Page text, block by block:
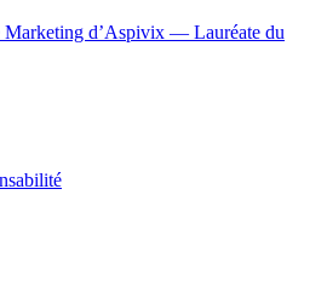
Marketing d’Aspivix — Lauréate du